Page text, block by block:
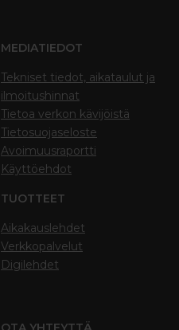
MEDIATIEDOT
Tekniset tiedot, aikataulut ja
ilmoitushinnat
Tietoa verkon kävijöistä
Tietosuojaseloste
Avoimuusraportti
Käyttöehdot
TUOTTEET
Aikakauslehdet
Verkkopalvelut
Digilehdet